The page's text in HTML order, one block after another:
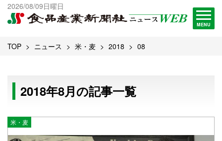
2026/08/09日曜日
MENU
出版物一覧へ
試読・購読申し込み
TOP ニュース 米・麦 2018 08
2018年8月の記事一覧
米・麦